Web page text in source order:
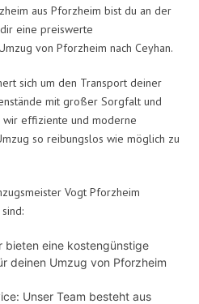
aus Pforzheim bist du an der
eine preiswerte
von Pforzheim nach Ceyhan.
sich um den Transport deiner
mit großer Sorgfalt und
wir effiziente und moderne
so reibungslos wie möglich zu
Vogt Pforzheim
bieten eine kostengünstige
deinen Umzug von Pforzheim
Unser Team besteht aus